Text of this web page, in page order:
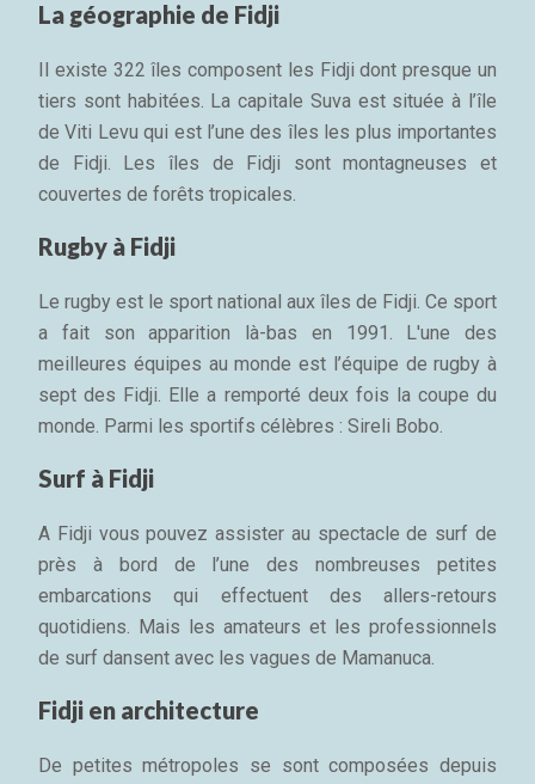
La géographie de Fidji
Il existe 322 îles composent les Fidji dont presque un
tiers sont habitées. La capitale Suva est située à l’île
de Viti Levu qui est l’une des îles les plus importantes
de Fidji. Les îles de Fidji sont montagneuses et
couvertes de forêts tropicales.
Rugby à Fidji
Le rugby est le sport national aux îles de Fidji. Ce sport
a fait son apparition là-bas en 1991. L'une des
meilleures équipes au monde est l’équipe de rugby à
sept des Fidji. Elle a remporté deux fois la coupe du
monde. Parmi les sportifs célèbres : Sireli Bobo.
Surf à Fidji
A Fidji vous pouvez assister au spectacle de surf de
près à bord de l’une des nombreuses petites
embarcations qui effectuent des allers-retours
quotidiens. Mais les amateurs et les professionnels
de surf dansent avec les vagues de Mamanuca.
Fidji en architecture
De petites métropoles se sont composées depuis